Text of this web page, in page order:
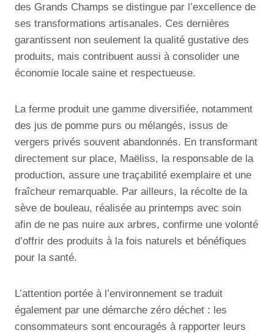
des Grands Champs se distingue par l’excellence de
ses transformations artisanales. Ces dernières
garantissent non seulement la qualité gustative des
produits, mais contribuent aussi à consolider une
économie locale saine et respectueuse.
La ferme produit une gamme diversifiée, notamment
des jus de pomme purs ou mélangés, issus de
vergers privés souvent abandonnés. En transformant
directement sur place, Maëliss, la responsable de la
production, assure une traçabilité exemplaire et une
fraîcheur remarquable. Par ailleurs, la récolte de la
sève de bouleau, réalisée au printemps avec soin
afin de ne pas nuire aux arbres, confirme une volonté
d’offrir des produits à la fois naturels et bénéfiques
pour la santé.
L’attention portée à l’environnement se traduit
également par une démarche zéro déchet : les
consommateurs sont encouragés à rapporter leurs